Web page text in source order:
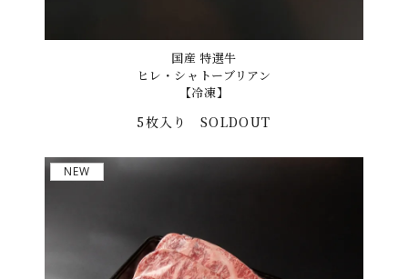
国産 特選牛
ヒレ・シャトーブリアン
【冷凍】
5枚入り SOLDOUT
NEW